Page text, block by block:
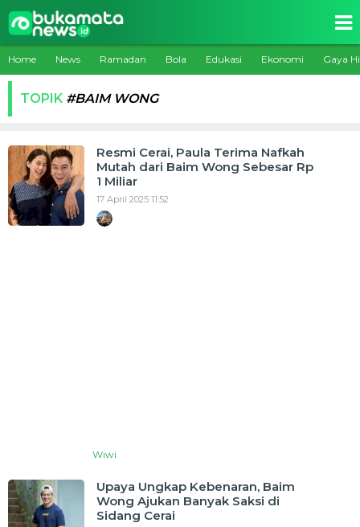
Home News Ramadan Bola Edukasi Ekonomi Gaya
TOPIK #BAIM WONG
Resmi Cerai, Paula Terima Nafkah
Mutah dari Baim Wong Sebesar Rp
1 Miliar
17 April 2025 11:52
Wiwi
Upaya Ungkap Kebenaran, Baim
Wong Ajukan Banyak Saksi di
Sidang Cerai